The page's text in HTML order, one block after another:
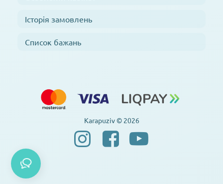
Історія замовлень
Список бажань
Karapuziv © 2026